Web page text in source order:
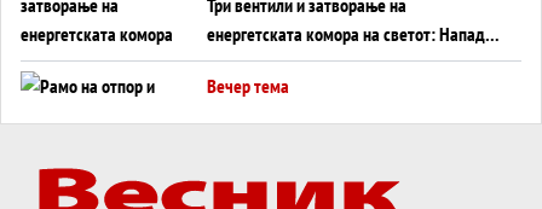
енергетската комора на светот: Нападот
во Суец најавува глобален енергетски
инфаркт?
Вечер тема
Вечер тема